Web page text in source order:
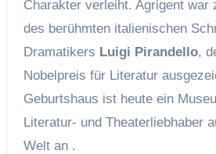
Charakter verleiht. Agrigent war
des berühmten italienischen
Dramatikers Luigi Pirandello,
Nobelpreis für Literatur
Geburtshaus ist heute ein
Literatur- und Theaterliebhaber
Welt an .